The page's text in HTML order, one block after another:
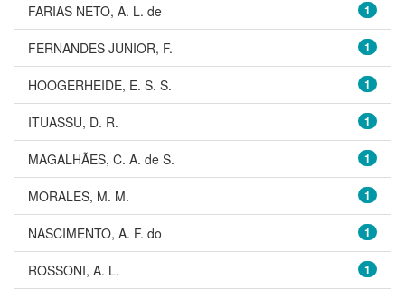
1
FARIAS NETO, A. L. de
1
FERNANDES JUNIOR, F.
1
HOOGERHEIDE, E. S. S.
1
ITUASSU, D. R.
1
MAGALHÃES, C. A. de S.
1
MORALES, M. M.
1
NASCIMENTO, A. F. do
1
ROSSONI, A. L.